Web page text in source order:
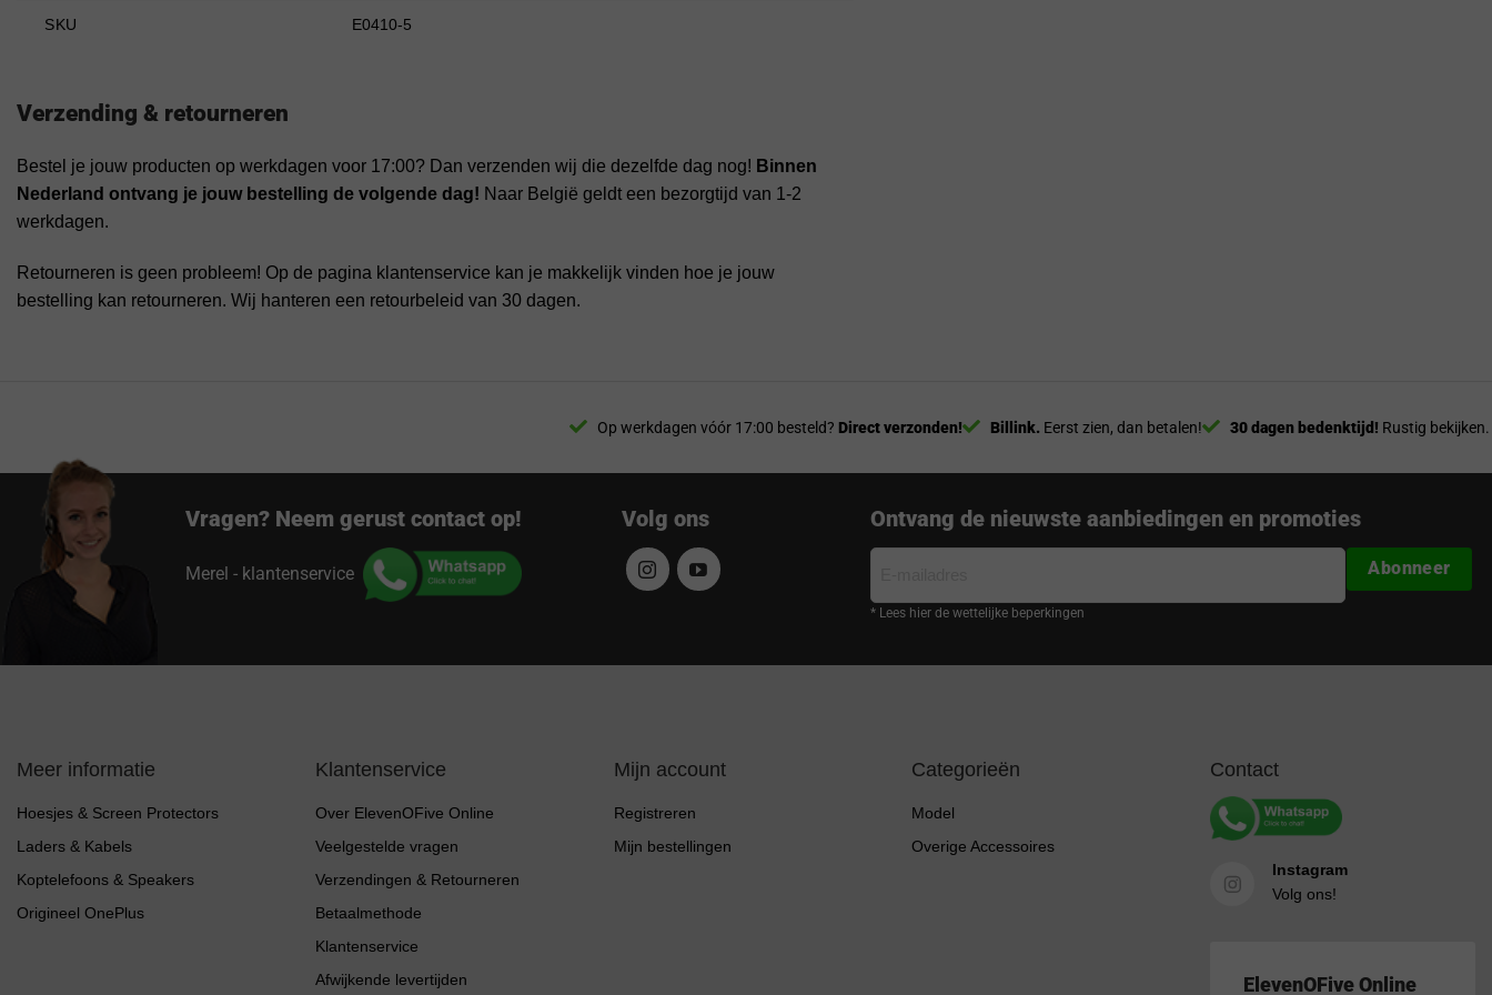
SKU E0410-5
Verzending & retourneren
Bestel je jouw producten op werkdagen voor 17:00? Dan verzenden wij die dezelfde dag nog! Binnen
Nederland ontvang je jouw bestelling de volgende dag! Naar België geldt een bezorgtijd van 1-2
werkdagen.
Retourneren is geen probleem! Op de pagina klantenservice kan je makkelijk vinden hoe je jouw
bestelling kan retourneren. Wij hanteren een retourbeleid van 30 dagen.
Op werkdagen vóór 17:00 besteld? Direct verzonden! Billink. Eerst zien, dan betalen! 30 dagen bedenktijd! Rustig bekijken.
Vragen? Neem gerust contact op!
Merel - klantenservice
Volg ons Ontvang de nieuwste aanbiedingen en promoties
* Lees hier de wettelijke beperkingen
Abonneer
Meer informatie
Hoesjes & Screen Protectors
Laders & Kabels
Koptelefoons & Speakers
Origineel OnePlus
Klantenservice
Over ElevenOFive Online
Veelgestelde vragen
Verzendingen & Retourneren
Betaalmethode
Klantenservice
Afwijkende levertijden
Mijn account
Registreren
Mijn bestellingen
Categorieën
Model
Overige Accessoires
Contact
Instagram
Volg ons!
ElevenOFive Online